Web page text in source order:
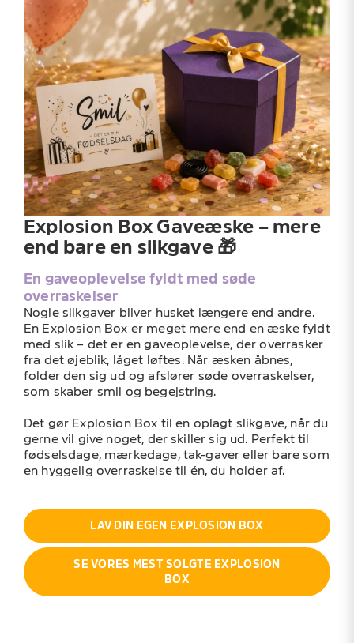
Explosion Box Gaveæske – mere
end bare en slikgave 🎁
En gaveoplevelse fyldt med søde
overraskelser
Nogle slikgaver bliver husket længere end andre.
En Explosion Box er meget mere end en æske fyldt
med slik – det er en gaveoplevelse, der overrasker
fra det øjeblik, låget løftes. Når æsken åbnes,
folder den sig ud og afslører søde overraskelser,
som skaber smil og begejstring.
Det gør Explosion Box til en oplagt slikgave, når du
gerne vil give noget, der skiller sig ud. Perfekt til
fødselsdage, mærkedage, tak-gaver eller bare som
en hyggelig overraskelse til én, du holder af.
LAV DIN EGEN EXPLOSION BOX
SE VORES MEST SOLGTE EXPLOSION
BOX